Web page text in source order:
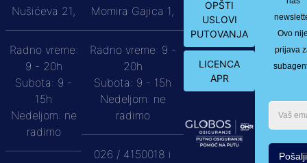
Nušićeva 21,
Radno vreme:
9 - 20h
Subota: 9 -
15h
Nedeljom: ne
radimo
Momira Gajica 1,
Radno vreme: 9 -
20h
Subota: 9 - 15h
Nedeljom: ne
radimo
026 / 4150018 i
OPŠTI
USLOVI
PUTOVANJA
LICENCA
APR
Ovo
prijava
Pošalji